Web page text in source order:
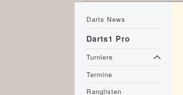
Darts News
Darts1 Pro
Turniere
Termine
Ranglisten